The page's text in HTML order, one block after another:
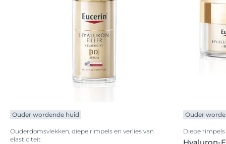
Ouder wordende huid
Ouderdomsvlekken, diepe rimpels en verlies van
elasticiteit
Ouder
Diepe
Hyaluron-